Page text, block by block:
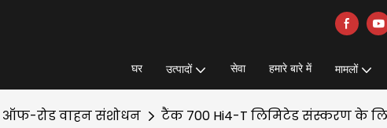
घर उत्पादों सेवा हमारे बारे में मामलों
ऑफ-रोड वाहन संशोधन टैंक 700 Hi4-T लिमिटेड संस्करण के